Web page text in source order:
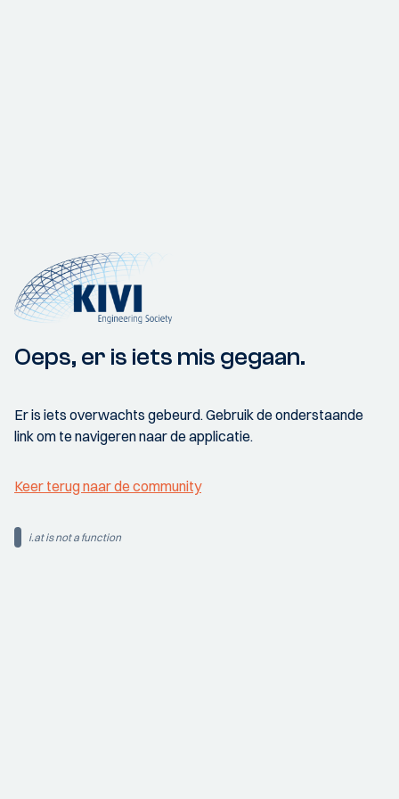
Oeps, er is iets mis gegaan.
Er is iets overwachts gebeurd. Gebruik de onderstaande
link om te navigeren naar de applicatie.
Keer terug naar de community
i.at is not a function